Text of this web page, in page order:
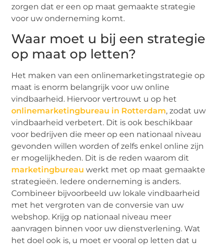
zorgen dat er een op maat gemaakte strategie
voor uw onderneming komt.
Waar moet u bij een strategie
op maat op letten?
Het maken van een onlinemarketingstrategie op
maat is enorm belangrijk voor uw online
vindbaarheid. Hiervoor vertrouwt u op het
onlinemarketingbureau in Rotterdam, zodat uw
vindbaarheid verbetert. Dit is ook beschikbaar
voor bedrijven die meer op een nationaal niveau
gevonden willen worden of zelfs enkel online zijn
er mogelijkheden. Dit is de reden waarom dit
marketingbureau werkt met op maat gemaakte
strategieën. Iedere onderneming is anders.
Combineer bijvoorbeeld uw lokale vindbaarheid
met het vergroten van de conversie van uw
webshop. Krijg op nationaal niveau meer
aanvragen binnen voor uw dienstverlening. Wat
het doel ook is, u moet er vooral op letten dat u